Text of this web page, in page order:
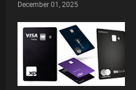
December 01, 2025